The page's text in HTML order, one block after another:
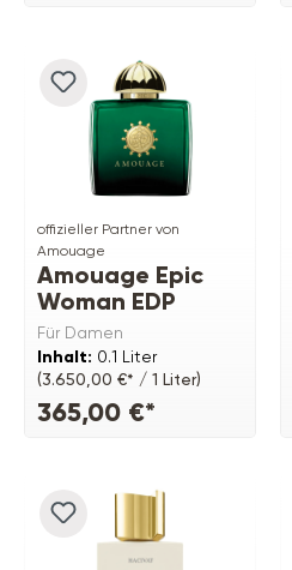
offizieller Partner von
Amouage
Amouage Epic
Woman EDP
Für Damen
Inhalt: 0.1 Liter
(3.650,00 €* / 1 Liter)
365,00 €*